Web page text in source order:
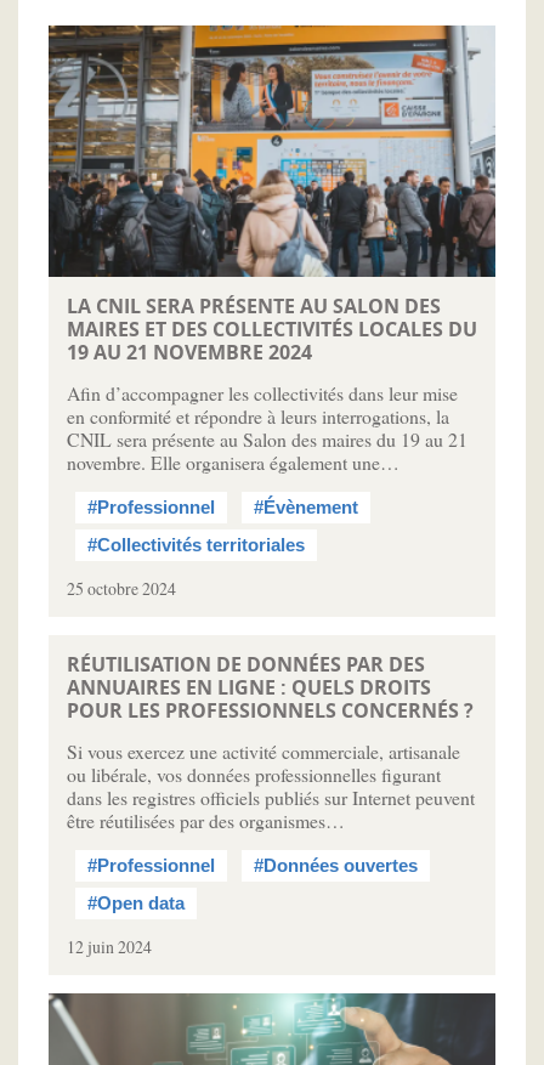
LA CNIL SERA PRÉSENTE AU SALON DES
MAIRES ET DES COLLECTIVITÉS LOCALES DU
19 AU 21 NOVEMBRE 2024
Afin d’accompagner les collectivités dans leur mise
en conformité et répondre à leurs interrogations, la
CNIL sera présente au Salon des maires du 19 au 21
novembre. Elle organisera également une…
#Professionnel
#Évènement
#Collectivités territoriales
25 octobre 2024
RÉUTILISATION DE DONNÉES PAR DES
ANNUAIRES EN LIGNE : QUELS DROITS
POUR LES PROFESSIONNELS CONCERNÉS ?
Si vous exercez une activité commerciale, artisanale
ou libérale, vos données professionnelles figurant
dans les registres officiels publiés sur Internet peuvent
être réutilisées par des organismes…
#Professionnel
#Données ouvertes
#Open data
12 juin 2024